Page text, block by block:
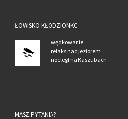
ŁOWISKO KŁODZIONKO
wędkowanie
relaks nad jeziorem
noclegi na Kaszubach
MASZ PYTANIA?